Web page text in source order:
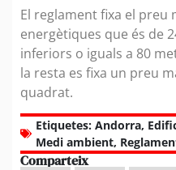
El reglament fixa el preu
energètiques que és de
inferiors o iguals a 80
la resta es fixa un preu
quadrat.
Etiquetes: Andorra,
Medi ambient,
Comparteix